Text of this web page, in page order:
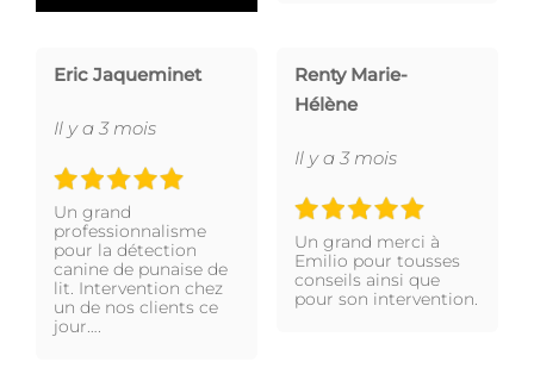
Eric Jaqueminet
Il y a 3 mois
Un grand
professionnalisme
pour la détection
canine de punaise de
lit. Intervention chez
un de nos clients ce
jour….
Renty Marie-
Hélène
Il y a 3 mois
Un grand merci à
Emilio pour tousses
conseils ainsi que
pour son intervention.